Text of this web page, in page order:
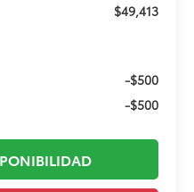
$49,413
-$500
-$500